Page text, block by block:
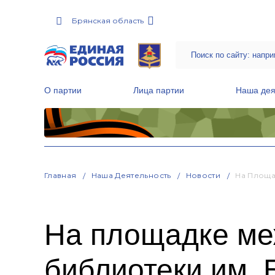
Брянская область
О партии Лица партии Наша
Главная Наша Деятельность Новости На
На площадке